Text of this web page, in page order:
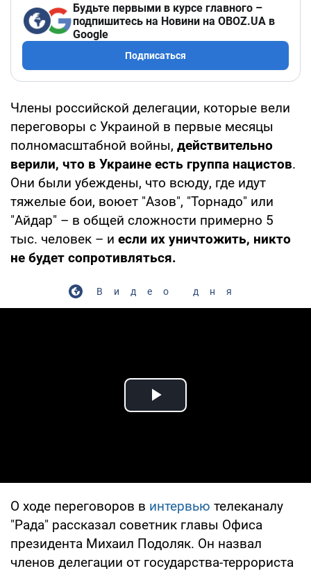
Будьте первыми в курсе главного –
подпишитесь на Новини на OBOZ.UA в
Google
Подписаться
Члены российской делегации, которые вели
переговоры с Украиной в первые месяцы
полномасштабной войны, действительно
верили, что в Украине есть группа нацистов.
Они были убеждены, что всюду, где идут
тяжелые бои, воюет "Азов", "Торнадо" или
"Айдар" – в общей сложности примерно 5
тыс. человек – и если их уничтожить, никто
не будет сопротивляться.
Видео дня
Play Video
О ходе переговоров в интервью телеканалу
"Рада" рассказал советник главы Офиса
президента Михаил Подоляк. Он назвал
членов делегации от государства-террориста